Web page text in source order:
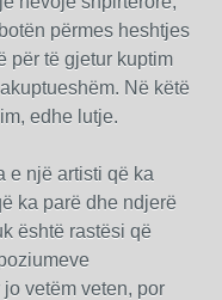
përmes heshtjes
për të gjetur kuptim
Në këtë
edhe lutje.
e një artisti që ka
ka parë dhe ndjerë
është rastësi që
vetëm veten, por